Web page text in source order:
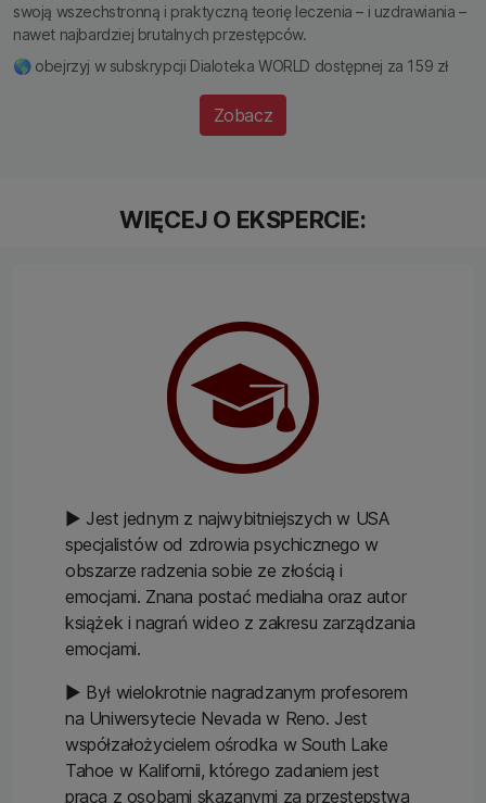
swoją wszechstronną i praktyczną teorię leczenia – i uzdrawiania –
nawet najbardziej brutalnych przestępców.
🌎 obejrzyj w subskrypcji Dialoteka WORLD dostępnej za 159 zł
Zobacz
WIĘCEJ O EKSPERCIE:
▶ Jest jednym z najwybitniejszych w USA
specjalistów od zdrowia psychicznego w
obszarze radzenia sobie ze złością i
emocjami. Znana postać medialna oraz autor
książek i nagrań wideo z zakresu zarządzania
emocjami.
▶ Był wielokrotnie nagradzanym profesorem
na Uniwersytecie Nevada w Reno. Jest
współzałożycielem ośrodka w South Lake
Tahoe w Kalifornii, którego zadaniem jest
praca z osobami skazanymi za przestępstwa